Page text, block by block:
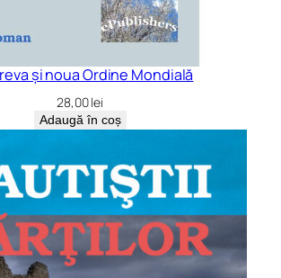
și noua Ordine Mondială
28,00lei
Adaugă în coș